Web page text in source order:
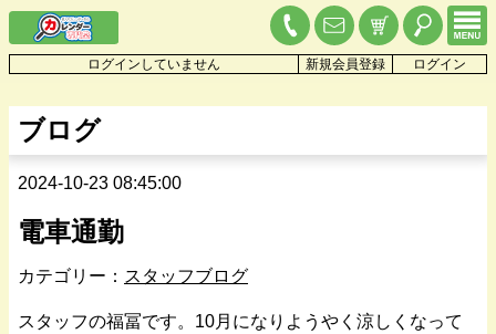
ログインしていません 新規会員登録 ログイン
ブログ
2024-10-23 08:45:00
電車通勤
カテゴリー： スタッフブログ
スタッフの福冨です。10月になりようやく涼しくなって